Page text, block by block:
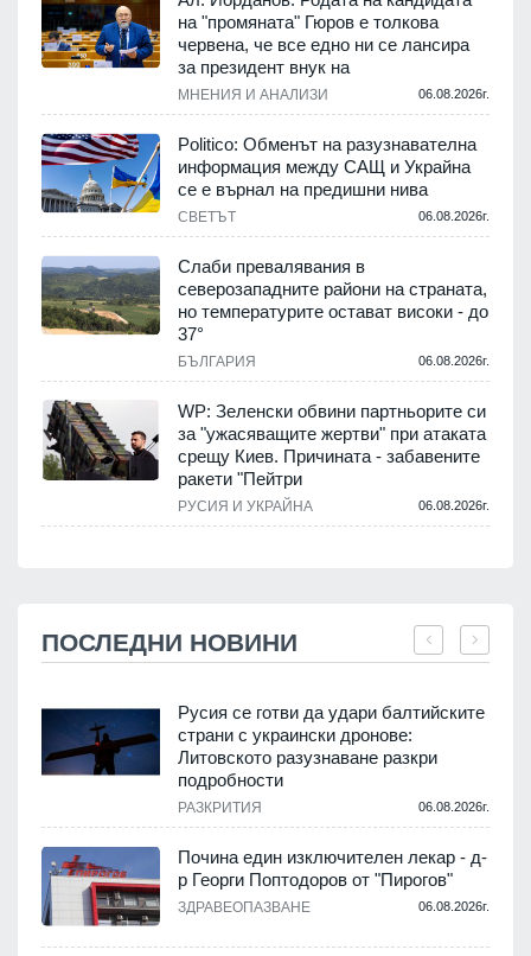
на "промяната" Гюров е толкова
червена, че все едно ни се лансира
за президент внук на
МНЕНИЯ И АНАЛИЗИ 06.08.2026г.
Politico: Обменът на разузнавателна
информация между САЩ и Украйна
се е върнал на предишни нива
СВЕТЪТ 06.08.2026г.
Слаби превалявания в
северозападните райони на страната,
но температурите остават високи - до
37°
БЪЛГАРИЯ 06.08.2026г.
WP: Зеленски обвини партньорите си
за "ужасяващите жертви" при атаката
срещу Киев. Причината - забавените
ракети "Пейтри
РУСИЯ И УКРАЙНА 06.08.2026г.
ПОСЛЕДНИ НОВИНИ
Русия се готви да удари балтийските
страни с украински дронове:
Литовското разузнаване разкри
подробности
РАЗКРИТИЯ 06.08.2026г.
Почина един изключителен лекар - д-
р Георги Поптодоров от "Пирогов"
ЗДРАВЕОПАЗВАНЕ 06.08.2026г.